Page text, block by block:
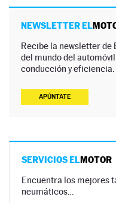
NEWSLETTER EL
Recibe la newsletter de
del mundo del
conducción y eficiencia.
APÚNTATE
SERVICIOS ELMOTOR
Encuentra los mejores
neumáticos…